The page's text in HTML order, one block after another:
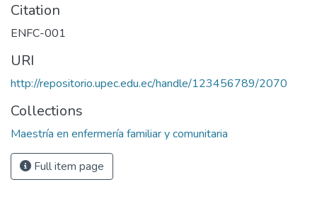
Citation
ENFC-001
URI
http://repositorio.upec.edu.ec/handle/123456789/2070
Collections
Maestría en enfermería familiar y comunitaria
Full item page